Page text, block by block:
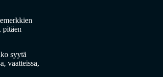
pitäen
syytä
vaatteissa,